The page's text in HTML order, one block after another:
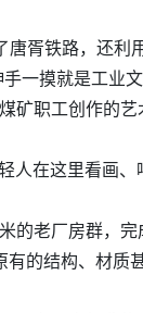
胥铁路，还利
一摸就是工业文
矿职工创作的
在这里看画
的老厂房群，
有的结构、材